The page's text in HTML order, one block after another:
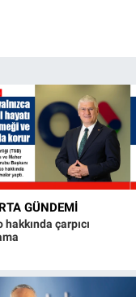
GÜNDEMI
hakkında çarpıcı